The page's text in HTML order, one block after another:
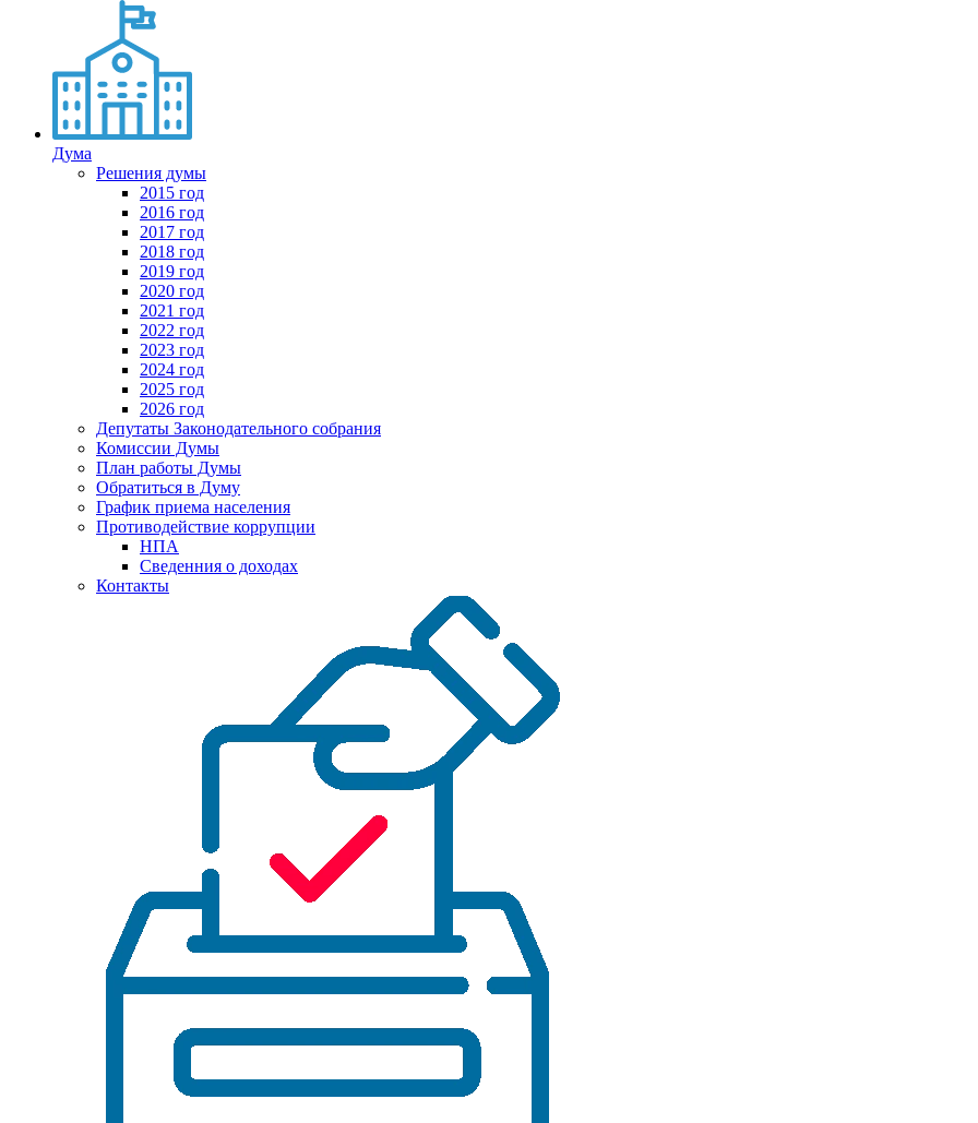
Дума
Решения думы
2015 год
2016 год
2017 год
2018 год
2019 год
2020 год
2021 год
2022 год
2023 год
2024 год
2025 год
2026 год
Депутаты Законодательного собрания
Комиссии Думы
План работы Думы
Обратиться в Думу
График приема населения
Противодействие коррупции
НПА
Сведенния о доходах
Контакты